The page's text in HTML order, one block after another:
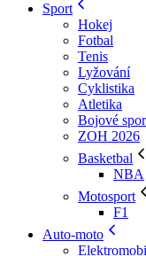
Sport
Hokej
Fotbal
Tenis
Lyžování
Cyklistika
Atletika
Bojové
ZOH 2026
Basketbal
NBA
Motosport
F1
Auto-moto